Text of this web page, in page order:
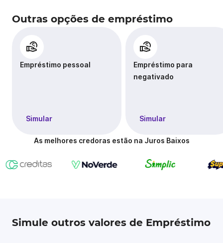
Outras opções de empréstimo
Empréstimo pessoal
Simular
Empréstimo para
negativado
Simular
As melhores credoras estão na Juros Baixos
Simule outros valores de Empréstimo